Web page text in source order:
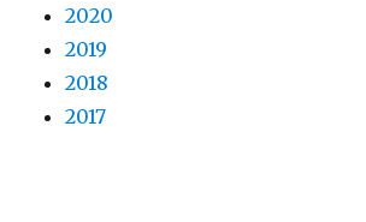
2020
2019
2018
2017